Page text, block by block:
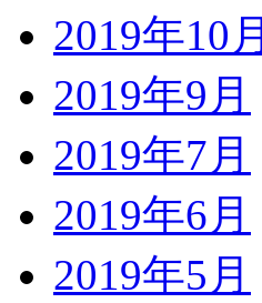
2019年10月
2019年9月
2019年7月
2019年6月
2019年5月